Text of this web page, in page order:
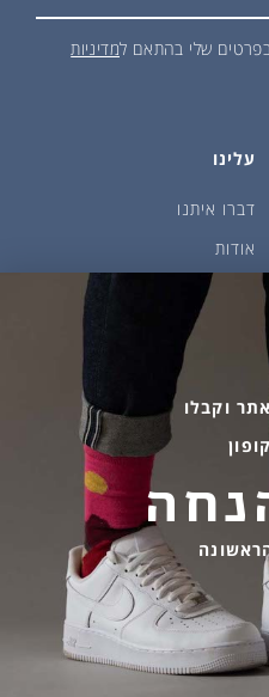
עלינו
דברו איתנו
אודות
איפה קונים?
הבלוג של יודפת
שירות לקוחות
בהודעות ווטסאפ בלבד
058-7477780
contact@yodfat.shop
ימים א׳-ה׳,9:00-13:00
שלי בהתאם למדיניות
וקבלו